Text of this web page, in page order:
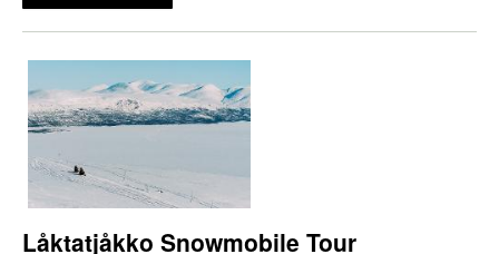
Låktatjåkko Snowmobile Tour